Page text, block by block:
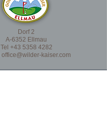
Dorf 2
A-6352 Ellmau
Tel +43 5358 4282
office@wilder-kaiser.com